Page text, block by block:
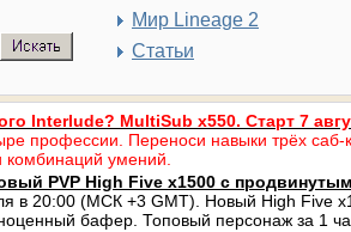
Мир Lineage 2
Статьи
Interlude? MultiSub x550. Старт 7
профессии. Переноси навыки трёх саб-
комбинаций умений.
PVP High Five x1500 с
в 20:00 (МСК +3 GMT). Новый High Five
бафер. Топовый персонаж за 1